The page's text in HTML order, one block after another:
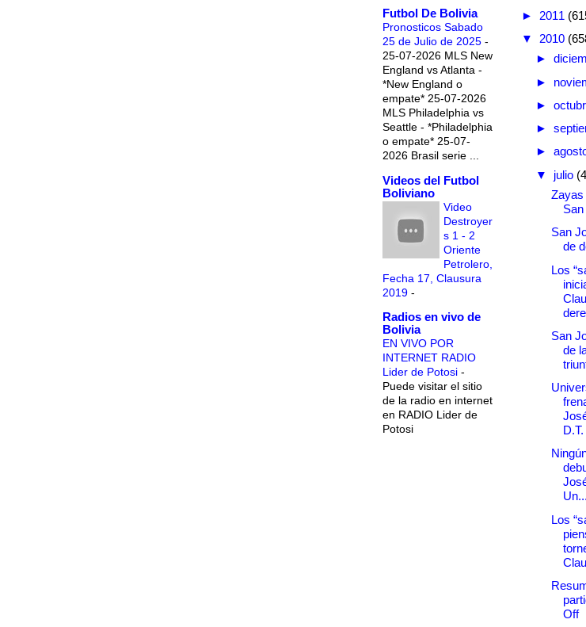
Futbol De Bolivia
Pronosticos Sabado
25 de Julio de 2025 -
25-07-2026 MLS New
England vs Atlanta -
*New England o
empate* 25-07-2026
MLS Philadelphia vs
Seattle - *Philadelphia
o empate* 25-07-
2026 Brasil serie ...
Videos del Futbol
Boliviano
Video
Destroyer
s 1 - 2
Oriente
Petrolero,
Fecha 17, Clausura
2019 -
Radios en vivo de
Bolivia
EN VIVO POR
INTERNET RADIO
Lider de Potosi -
Puede visitar el sitio
de la radio en internet
en RADIO Lider de
Potosi
► 2011
▼ 2010
►
►
►
►
►
▼ julio
Zayas
San
de
Los
San
de
D.T.
Los
Off